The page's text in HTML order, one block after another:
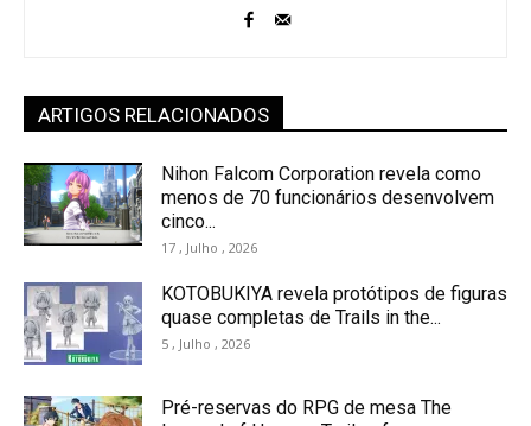
ARTIGOS RELACIONADOS
Nihon Falcom Corporation revela como
menos de 70 funcionários desenvolvem
cinco...
17 , Julho , 2026
KOTOBUKIYA revela protótipos de figuras
quase completas de Trails in the...
5 , Julho , 2026
Pré-reservas do RPG de mesa The